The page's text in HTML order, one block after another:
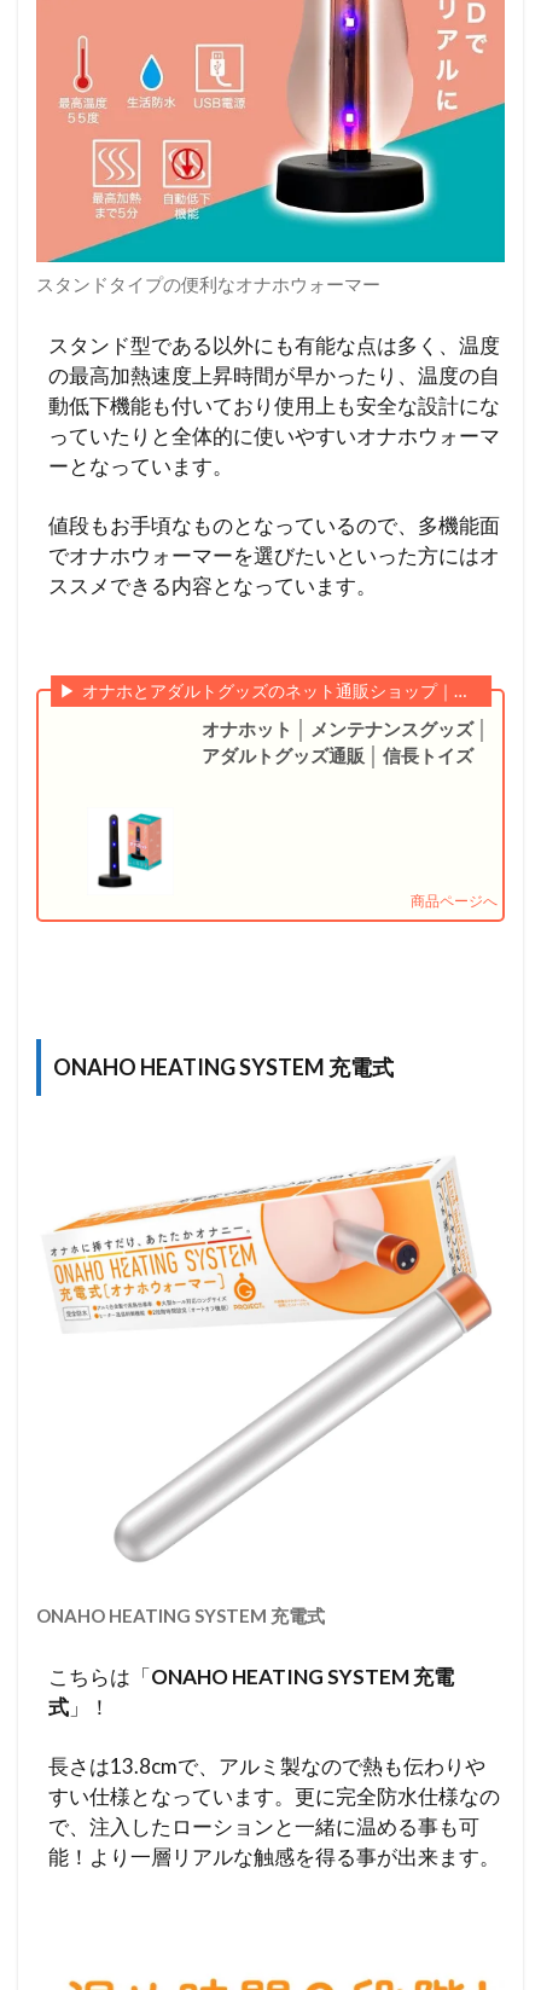
スタンドタイプの便利なオナホウォーマー
スタンド型である以外にも有能な点は多く、温度
の最高加熱速度上昇時間が早かったり、温度の自
動低下機能も付いており使用上も安全な設計にな
っていたりと全体的に使いやすいオナホウォーマ
ーとなっています。
値段もお手頃なものとなっているので、多機能面
でオナホウォーマーを選びたいといった方にはオ
ススメできる内容となっています。
オナホとアダルトグッズのネット通販ショップ｜信長トイズ
オナホット │ メンテナンスグッズ │
アダルトグッズ通販 │ 信長トイズ
ONAHO HEATING SYSTEM 充電式
ONAHO HEATING SYSTEM 充電式
こちらは「ONAHO HEATING SYSTEM 充電
式 」！
長さは13.8cmで、アルミ製なので熱も伝わりや
すい仕様となっています。更に完全防水仕様なの
で、注入したローションと一緒に温める事も可
能！より一層リアルな触感を得る事が出来ます。